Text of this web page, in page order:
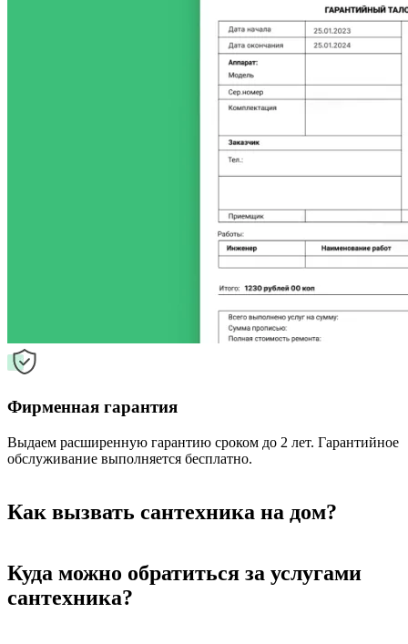
Фирменная гарантия
Выдаем расширенную гарантию сроком до 2 лет. Гарантийное
обслуживание выполняется бесплатно.
Как вызвать сантехника на дом?
Куда можно обратиться за услугами
сантехника?